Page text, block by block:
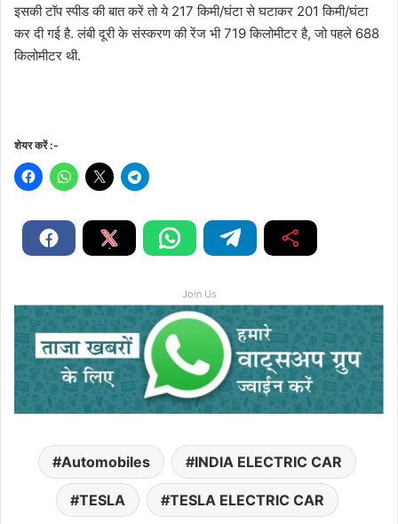
इसकी टॉप स्पीड की बात करें तो ये 217 किमी/घंटा से घटाकर 201 किमी/घंटा
कर दी गई है. लंबी दूरी के संस्करण की रेंज भी 719 किलोमीटर है, जो पहले 688
किलोमीटर थी.
शेयर करें :-
Join Us
Automobiles INDIA ELECTRIC CAR
TESLA TESLA ELECTRIC CAR